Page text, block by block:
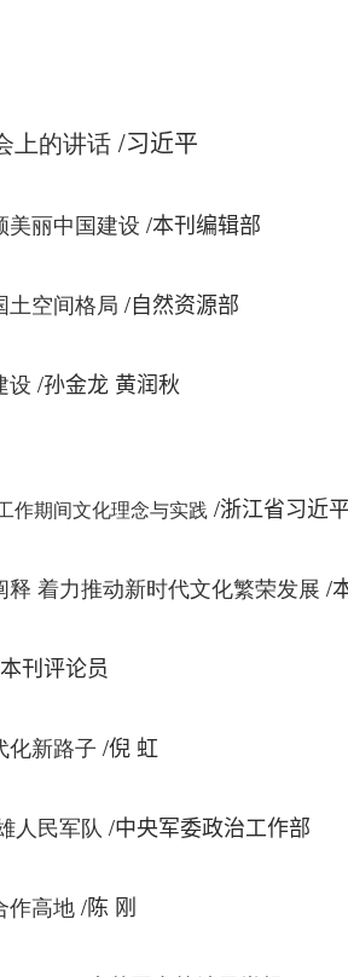
上的讲话 /习近平
美丽中国建设 /本刊编辑部
土空间格局 / 自然资源部
设 /孙金龙 黄润秋
期间文化理念与实践 /浙江省习近
着力推动新时代文化繁荣发展 /
本刊评论员
化新路子 /倪 虹
人民军队 /中央军委政治工作部
作高地/陈 刚